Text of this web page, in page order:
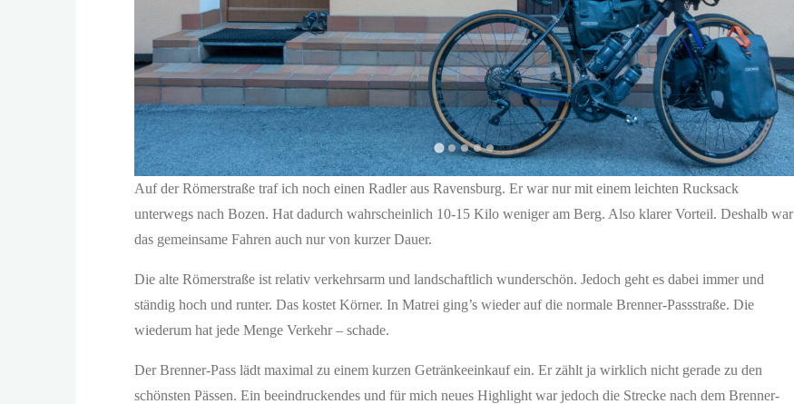
Auf der Römerstraße traf ich noch einen Radler aus Ravensburg. Er war nur mit einem leichten Rucksack
unterwegs nach Bozen. Hat dadurch wahrscheinlich 10-15 Kilo weniger am Berg. Also klarer Vorteil. Deshalb war
das gemeinsame Fahren auch nur von kurzer Dauer.
Die alte Römerstraße ist relativ verkehrsarm und landschaftlich wunderschön. Jedoch geht es dabei immer und
ständig hoch und runter. Das kostet Körner. In Matrei ging’s wieder auf die normale Brenner-Passstraße. Die
wiederum hat jede Menge Verkehr – schade.
Der Brenner-Pass lädt maximal zu einem kurzen Getränkeeinkauf ein. Er zählt ja wirklich nicht gerade zu den
schönsten Pässen. Ein beeindruckendes und für mich neues Highlight war jedoch die Strecke nach dem Brenner-